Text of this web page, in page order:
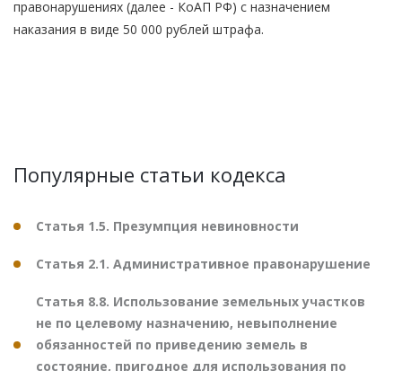
правонарушениях (далее - КоАП РФ) с назначением
наказания в виде 50 000 рублей штрафа.
Популярные статьи кодекса
Статья 1.5. Презумпция невиновности
Статья 2.1. Административное правонарушение
Статья 8.8. Использование земельных участков
не по целевому назначению, невыполнение
обязанностей по приведению земель в
состояние, пригодное для использования по